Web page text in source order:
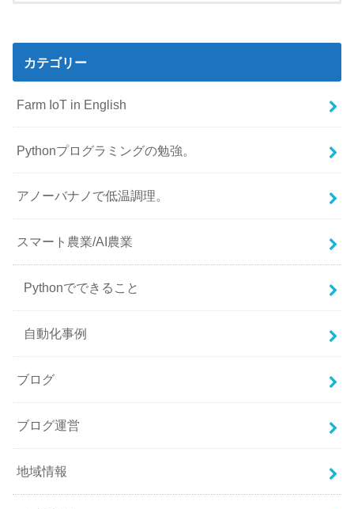
カテゴリー
Farm IoT in English
Pythonプログラミングの勉強。
アノーバナノで低温調理。
スマート農業/AI農業
Pythonでできること
自動化事例
ブログ
ブログ運営
地域情報